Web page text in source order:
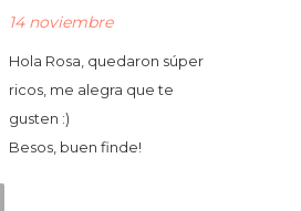
14 noviembre
Hola Rosa, quedaron súper
ricos, me alegra que te
gusten :)
Besos, buen finde!